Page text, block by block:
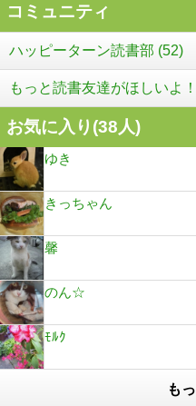
コミュニティ
ハッピーターン読書部 (52)
もっと読書友達がほしいよ
お気に入り(38人)
ゆき
きっちゃん
馨
のん☆
ﾓﾙｸ
も